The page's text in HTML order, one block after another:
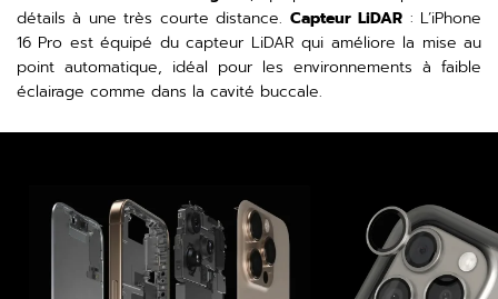
détails à une très courte distance. Capteur LiDAR : L’iPhone
16 Pro est équipé du capteur LiDAR qui améliore la mise au
point automatique, idéal pour les environnements à faible
éclairage comme dans la cavité buccale.